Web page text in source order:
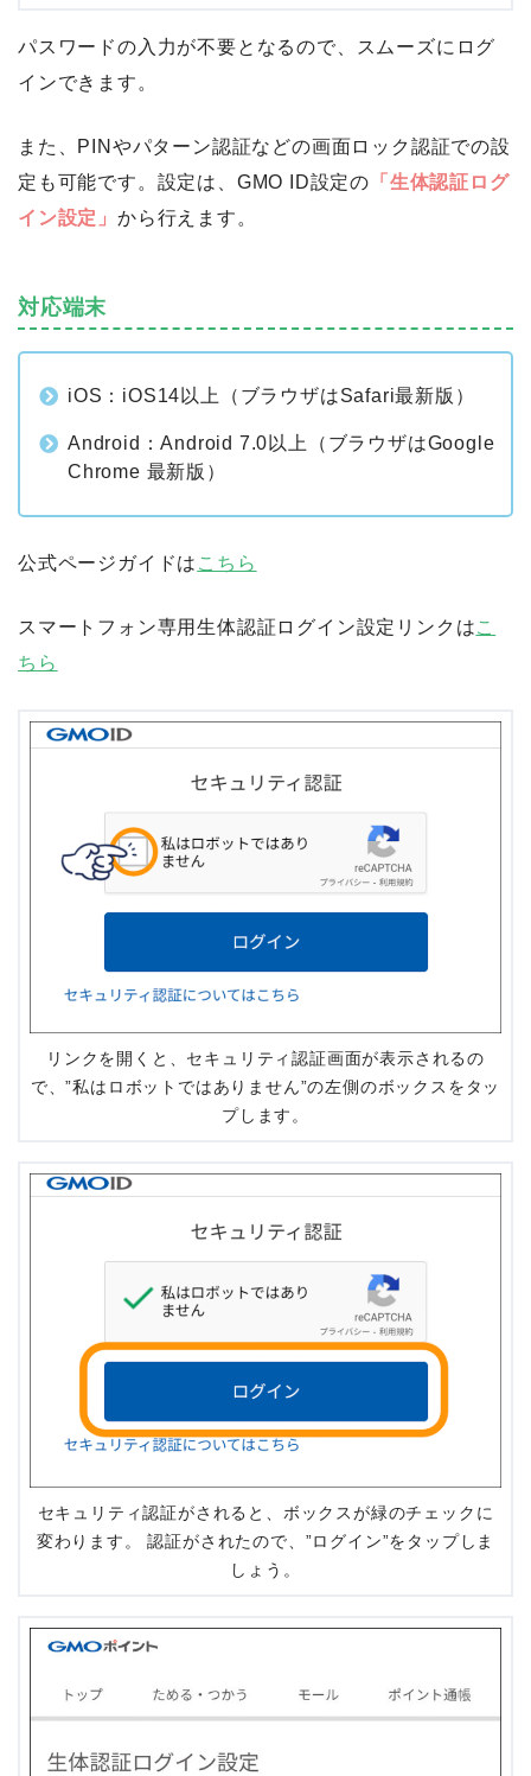
パスワードの入力が不要となるので、スムーズにログ
インできます。
また、PINやパターン認証などの画面ロック認証での設
定も可能です。設定は、GMO ID設定の 「生体認証ログ
イン設定」 から行えます。
対応端末
iOS：iOS14以上（ブラウザはSafari最新版）
Android：Android 7.0以上（ブラウザはGoogle
Chrome 最新版）
公式ページガイドは こちら
スマートフォン専用生体認証ログイン設定リンクはこ
ちら
リンクを開くと、セキュリティ認証画面が表示されるの
で、”私はロボットではありません”の左側のボックスをタッ
プします。
セキュリティ認証がされると、ボックスが緑のチェックに
変わります。 認証がされたので、”ログイン”をタップしま
しょう。